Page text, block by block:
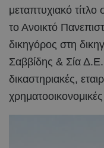
μεταπτυχιακό
το Ανοικτό
δικηγόρος στη
Σαββίδης & Σία
δικαστηριακές,